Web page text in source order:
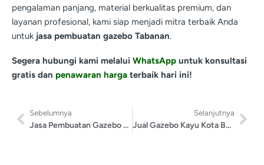
pengalaman panjang, material berkualitas premium, dan
layanan profesional, kami siap menjadi mitra terbaik Anda
untuk jasa pembuatan gazebo Tabanan.
Segera hubungi kami melalui WhatsApp untuk konsultasi
gratis dan penawaran harga terbaik hari ini!
Sebelumnya
Jasa Pembuatan Gazebo Solo
Selanjutnya
Jual Gazebo Kayu Kota Banda Aceh